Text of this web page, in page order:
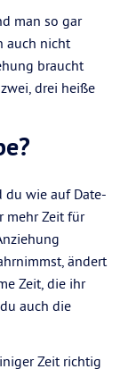
man so gar
auch nicht
braucht
drei heiße
du wie auf Date-
mehr Zeit für
ändert
Zeit, die ihr
auch die
Zeit richtig